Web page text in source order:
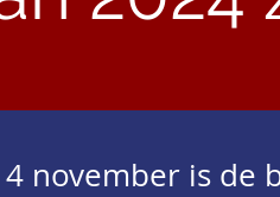
november is de